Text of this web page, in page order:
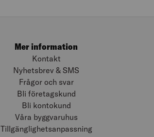
Mer information
Kontakt
Nyhetsbrev & SMS
Frågor och svar
Bli företagskund
Bli kontokund
Våra byggvaruhus
Tillgänglighetsanpassning